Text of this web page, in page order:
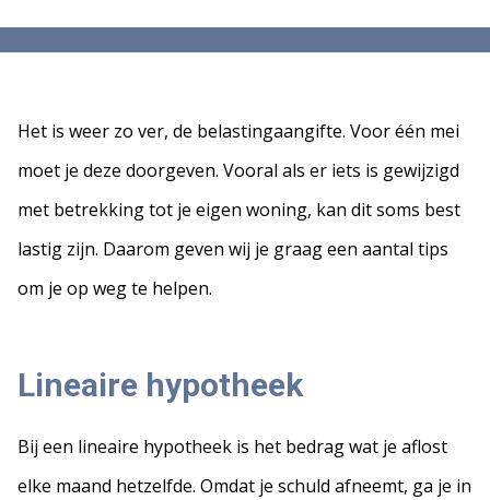
Het is weer zo ver, de belastingaangifte. Voor één mei
moet je deze doorgeven. Vooral als er iets is gewijzigd
met betrekking tot je eigen woning, kan dit soms best
lastig zijn. Daarom geven wij je graag een aantal tips
om je op weg te helpen.
Lineaire hypotheek
Bij een lineaire hypotheek is het bedrag wat je aflost
elke maand hetzelfde. Omdat je schuld afneemt, ga je in